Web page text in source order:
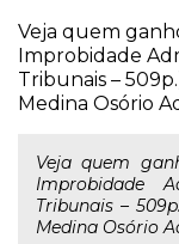
Veja quem
Improbidade
Tribunais –
Medina Osório
Veja quem
Improbidade
Tribunais –
Medina Osório